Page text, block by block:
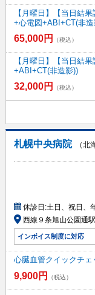
【月曜日】【当日結
+心電図+ABI+CT(非
65,000円 （税込）
【月曜日】【当日結
+ABI+CT(非造影))
32,000円 （税込）
札幌中央病院
（北
休診日:土日、祝日、
西線９条旭山公園通駅
インボイス制度に対応
心臓血管クイックチェ
9,900円 （税込）